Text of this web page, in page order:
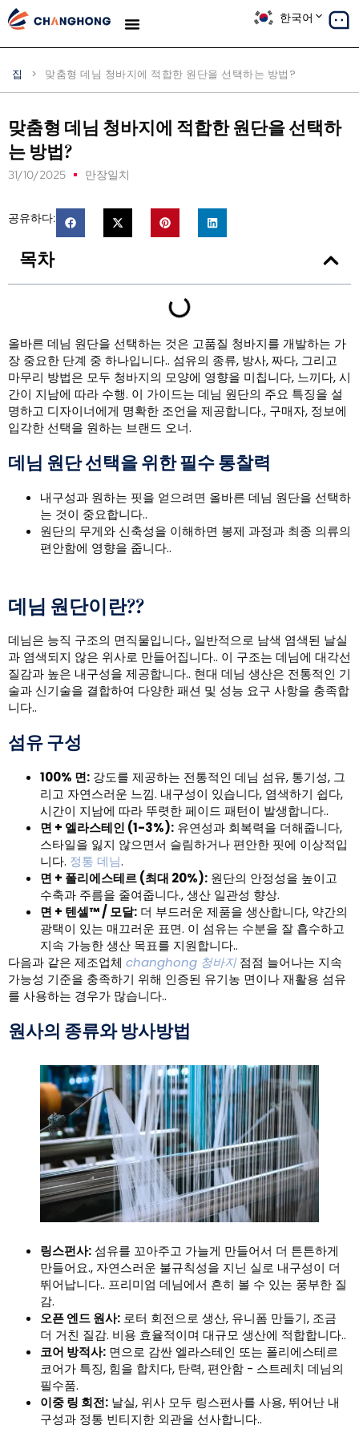
한국어
집 > 맞춤형 데님 청바지에 적합한 원단을 선택하는 방법?
맞춤형 데님 청바지에 적합한 원단을 선택하
는 방법?
31/10/2025 만장일치
공유하다:
목차
올바른 데님 원단을 선택하는 것은 고품질 청바지를 개발하는 가
장 중요한 단계 중 하나입니다.. 섬유의 종류, 방사, 짜다, 그리고
마무리 방법은 모두 청바지의 모양에 영향을 미칩니다, 느끼다, 시
간이 지남에 따라 수행. 이 가이드는 데님 원단의 주요 특징을 설
명하고 디자이너에게 명확한 조언을 제공합니다., 구매자, 정보에
입각한 선택을 원하는 브랜드 오너.
데님 원단 선택을 위한 필수 통찰력
내구성과 원하는 핏을 얻으려면 올바른 데님 원단을 선택하
는 것이 중요합니다..
원단의 무게와 신축성을 이해하면 봉제 과정과 최종 의류의
편안함에 영향을 줍니다..
데님 원단이란??
데님은 능직 구조의 면직물입니다., 일반적으로 남색 염색된 날실
과 염색되지 않은 위사로 만들어집니다.. 이 구조는 데님에 대각선
질감과 높은 내구성을 제공합니다.. 현대 데님 생산은 전통적인 기
술과 신기술을 결합하여 다양한 패션 및 성능 요구 사항을 충족합
니다..
섬유 구성
100% 면: 강도를 제공하는 전통적인 데님 섬유, 통기성, 그
리고 자연스러운 느낌. 내구성이 있습니다, 염색하기 쉽다,
시간이 지남에 따라 뚜렷한 페이드 패턴이 발생합니다..
면 + 엘라스테인 (1-3%): 유연성과 회복력을 더해줍니다,
스타일을 잃지 않으면서 슬림하거나 편안한 핏에 이상적입
니다. 정통 데님.
면 + 폴리에스테르 (최대 20%): 원단의 안정성을 높이고
수축과 주름을 줄여줍니다., 생산 일관성 향상.
면 + 텐셀™ / 모달: 더 부드러운 제품을 생산합니다, 약간의
광택이 있는 매끄러운 표면. 이 섬유는 수분을 잘 흡수하고
지속 가능한 생산 목표를 지원합니다..
다음과 같은 제조업체 changhong 청바지 점점 늘어나는 지속
가능성 기준을 충족하기 위해 인증된 유기농 면이나 재활용 섬유
를 사용하는 경우가 많습니다..
원사의 종류와 방사방법
링스펀사: 섬유를 꼬아주고 가늘게 만들어서 더 튼튼하게
만들어요., 자연스러운 불규칙성을 지닌 실로 내구성이 더
뛰어납니다.. 프리미엄 데님에서 흔히 볼 수 있는 풍부한 질
감.
오픈 엔드 원사: 로터 회전으로 생산, 유니폼 만들기, 조금
더 거친 질감. 비용 효율적이며 대규모 생산에 적합합니다..
코어 방적사: 면으로 감싼 엘라스테인 또는 폴리에스테르
코어가 특징, 힘을 합치다, 탄력, 편안함 - 스트레치 데님의
필수품.
이중 링 회전: 날실, 위사 모두 링스펀사를 사용, 뛰어난 내
구성과 정통 빈티지한 외관을 선사합니다..